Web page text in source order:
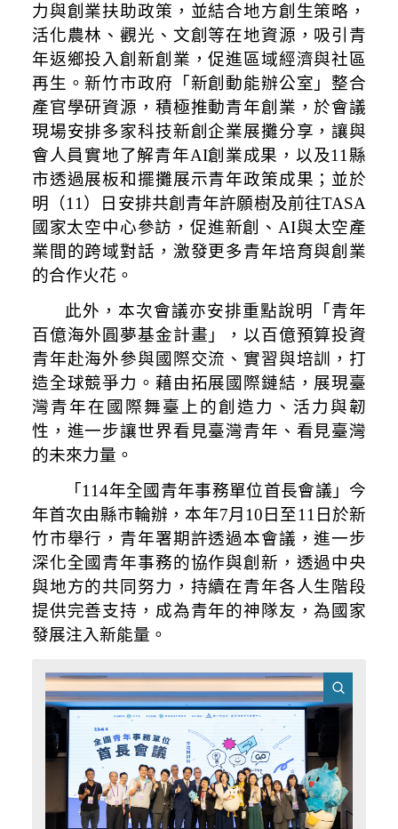
力與創業扶助政策，並結合地方創生策略，
活化農林、觀光、文創等在地資源，吸引青
年返鄉投入創新創業，促進區域經濟與社區
再生。新竹市政府「新創動能辦公室」整合
產官學研資源，積極推動青年創業，於會議
現場安排多家科技新創企業展攤分享，讓與
會人員實地了解青年AI創業成果，以及11 縣
市透過展板和擺攤展示青年政策成果；並於
明（11）日安排共創青年許願樹及前往TASA
國家太空中心參訪，促進新創、AI與太空產
業間的跨域對話，激發更多青年培育與創業
的合作火花。
此外，本次會議亦安排重點說明「青年
百億海外圓夢基金計畫」，以百億預算投資
青年赴海外參與國際交流、實習與培訓，打
造全球競爭力。藉由拓展國際鏈結，展現臺
灣青年在國際舞臺上的創造力、活力與韌
性，進一步讓世界看見臺灣青年、看見臺灣
的未來力量。
「114年全國青年事務單位首長會議」今
年首次由縣市輪辦，本年7月10日至11日於新
竹市舉行，青年署期許透過本會議，進一步
深化全國青年事務的協作與創新，透過中央
與地方的共同努力，持續在青年各人生階段
提供完善支持，成為青年的神隊友，為國家
發展注入新能量。